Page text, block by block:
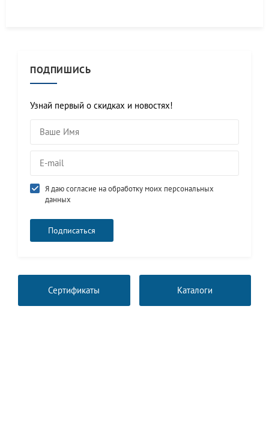
ПОДПИШИСЬ
Узнай первый о скидках и новостях!
Я даю согласие на обработку моих персональных
данных
Сертификаты Каталоги